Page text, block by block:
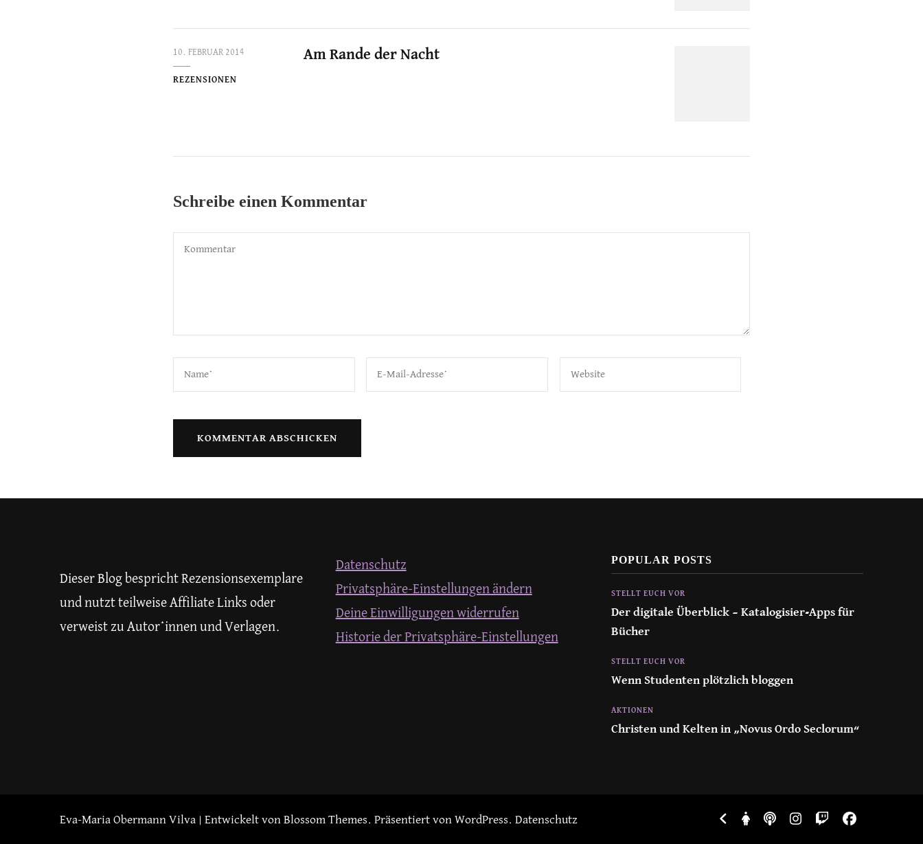
10. FEBRUAR 2014
REZENSIONEN
Am Rande der Nacht
Schreibe einen Kommentar
Dieser Blog bespricht Rezensionsexemplare
und nutzt teilweise Affiliate Links oder
verweist zu Autor*innen und Verlagen.
Datenschutz
Privatsphäre-Einstellungen ändern
Deine Einwilligungen widerrufen
Historie der Privatsphäre-Einstellungen
POPULAR POSTS
STELLT EUCH VOR
Der digitale Überblick – Katalogisier-Apps für
Bücher
STELLT EUCH VOR
Wenn Studenten plötzlich bloggen
AKTIONEN
Christen und Kelten in „Novus Ordo Seclorum“
Eva-Maria Obermann Vilva | Entwickelt von Blossom Themes. Präsentiert von WordPress. Datenschutz